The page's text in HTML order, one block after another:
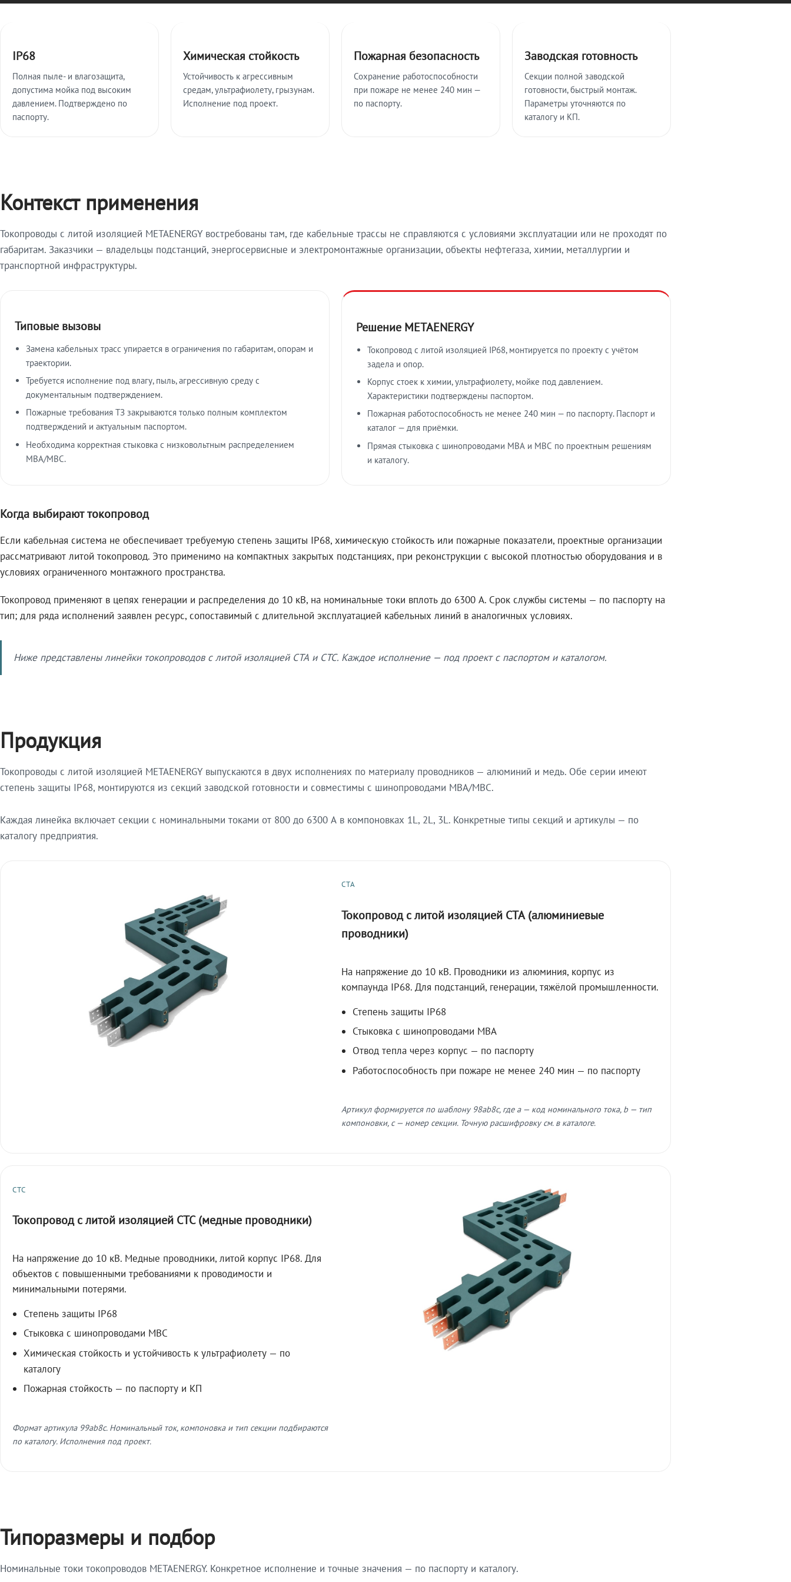
IP68
Полная пыле- и влагозащита,
допустима мойка под высоким
давлением. Подтверждено по
паспорту.
Химическая стойкость
Устойчивость к агрессивным
средам, ультрафиолету, грызунам.
Исполнение под проект.
Пожарная безопасность
Сохранение работоспособности
при пожаре не менее 240 мин —
по паспорту.
Заводская готовность
Секции полной заводской
готовности, быстрый монтаж.
Параметры уточняются по
каталогу и КП.
Контекст применения
Токопроводы с литой изоляцией METAENERGY востребованы там, где кабельные трассы не справляются с условиями эксплуатации или не проходят по
габаритам. Заказчики — владельцы подстанций, энергосервисные и электромонтажные организации, объекты нефтегаза, химии, металлургии и
транспортной инфраструктуры.
Типовые вызовы
Замена кабельных трасс упирается в ограничения по габаритам, опорам и
траектории.
Требуется исполнение под влагу, пыль, агрессивную среду с
документальным подтверждением.
Пожарные требования ТЗ закрываются только полным комплектом
подтверждений и актуальным паспортом.
Необходима корректная стыковка с низковольтным распределением
МВА/МВС.
Решение METAENERGY
Токопровод с литой изоляцией IP68, монтируется по проекту с учётом
задела и опор.
Корпус стоек к химии, ультрафиолету, мойке под давлением.
Характеристики подтверждены паспортом.
Пожарная работоспособность не менее 240 мин — по паспорту. Паспорт и
каталог — для приёмки.
Прямая стыковка с шинопроводами МВА и МВС по проектным решениям
и каталогу.
Когда выбирают токопровод
Если кабельная система не обеспечивает требуемую степень защиты IP68, химическую стойкость или пожарные показатели, проектные организации
рассматривают литой токопровод. Это применимо на компактных закрытых подстанциях, при реконструкции с высокой плотностью оборудования и в
условиях ограниченного монтажного пространства.
Токопровод применяют в цепях генерации и распределения до 10 кВ, на номинальные токи вплоть до 6300 А. Срок службы системы — по паспорту на
тип; для ряда исполнений заявлен ресурс, сопоставимый с длительной эксплуатацией кабельных линий в аналогичных условиях.
Ниже представлены линейки токопроводов с литой изоляцией СТА и СТС. Каждое исполнение — под проект с паспортом и каталогом.
Продукция
Токопроводы с литой изоляцией METAENERGY выпускаются в двух исполнениях по материалу проводников — алюминий и медь. Обе серии имеют
степень защиты IP68, монтируются из секций заводской готовности и совместимы с шинопроводами МВА/МВС.
Каждая линейка включает секции с номинальными токами от 800 до 6300 А в компоновках 1L, 2L, 3L. Конкретные типы секций и артикулы — по
каталогу предприятия.
СТА
Токопровод с литой изоляцией СТА (алюминиевые
проводники)
На напряжение до 10 кВ. Проводники из алюминия, корпус из
компаунда IP68. Для подстанций, генерации, тяжёлой промышленности.
Степень защиты IP68
Стыковка с шинопроводами МВА
Отвод тепла через корпус — по паспорту
Работоспособность при пожаре не менее 240 мин — по паспорту
Артикул формируется по шаблону 98ab8c, где a — код номинального тока, b — тип
компоновки, c — номер секции. Точную расшифровку см. в каталоге.
СТС
Токопровод с литой изоляцией СТС (медные проводники)
На напряжение до 10 кВ. Медные проводники, литой корпус IP68. Для
объектов с повышенными требованиями к проводимости и
минимальными потерями.
Степень защиты IP68
Стыковка с шинопроводами МВС
Химическая стойкость и устойчивость к ультрафиолету — по
каталогу
Пожарная стойкость — по паспорту и КП
Формат артикула 99ab8c. Номинальный ток, компоновка и тип секции подбираются
по каталогу. Исполнения под проект.
Типоразмеры и подбор
Номинальные токи токопроводов METAENERGY. Конкретное исполнение и точные значения — по паспорту и каталогу.